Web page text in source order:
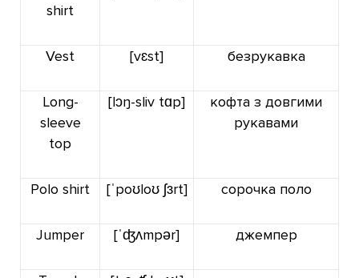
shirt
Vest [vɛst] безрукавка
Long-
sleeve
top
[lɔŋ-sliv tɑp]
кофта з довгими
рукавами
Polo shirt [ˈpoʊloʊ ʃɜrt] сорочка поло
Jumper [ˈʤʌmpər] джемпер